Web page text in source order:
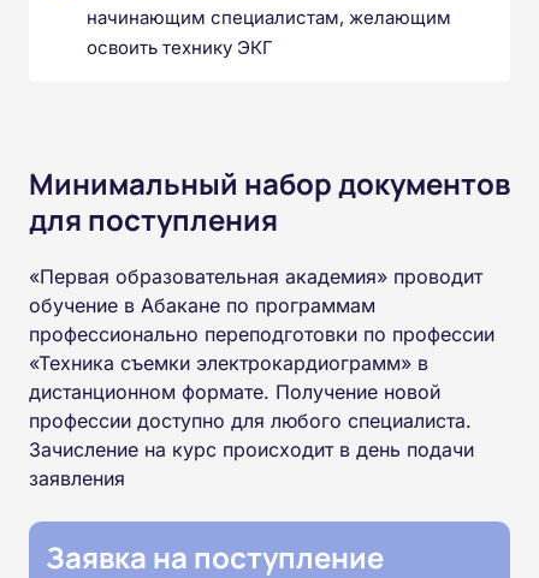
начинающим специалистам, желающим
освоить технику ЭКГ
Минимальный набор документов
для поступления
«Первая образовательная академия» проводит
обучение в Абакане по программам
профессионально переподготовки по профессии
«Техника съемки электрокардиограмм» в
дистанционном формате. Получение новой
профессии доступно для любого специалиста.
Зачисление на курс происходит в день подачи
заявления
Заявка на поступление